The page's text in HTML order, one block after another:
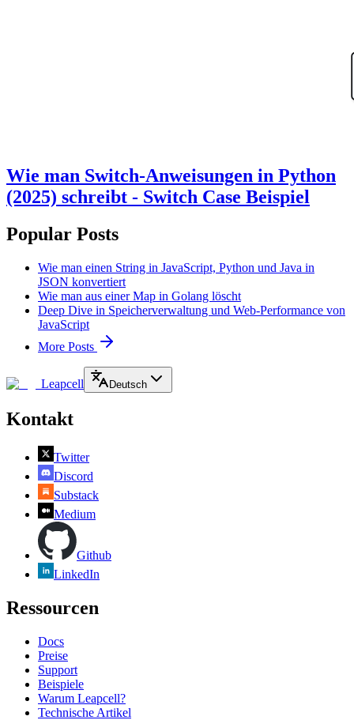
Wie man Switch-Anweisungen in Python
(2025) schreibt - Switch Case Beispiel
Popular Posts
Wie man einen String in JavaScript, Python und Java in
JSON konvertiert
Wie man aus einer Map in Golang löscht
Deep Dive in Speicherverwaltung und Web-Performance von
JavaScript
More Posts
Leapcell Deutsch
Kontakt
Twitter
Discord
Substack
Medium
Github
LinkedIn
Ressourcen
Docs
Preise
Support
Beispiele
Warum Leapcell?
Technische Artikel